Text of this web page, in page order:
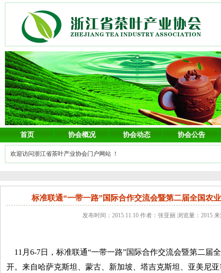
首页 协会概况 协会动态 协会公告
欢迎访问浙江省茶叶产业协会门户网站 ！
标准联通“一带一路”国际合作交流会暨第二届全国农
发布时间：2015.11.10 作者：张亚丽 浏览量：2015
11月6-7日，标准联通“一带一路”国际合作交流会暨第二届
开。来自哈萨克斯坦、蒙古、新加坡、塔吉克斯坦、亚美尼